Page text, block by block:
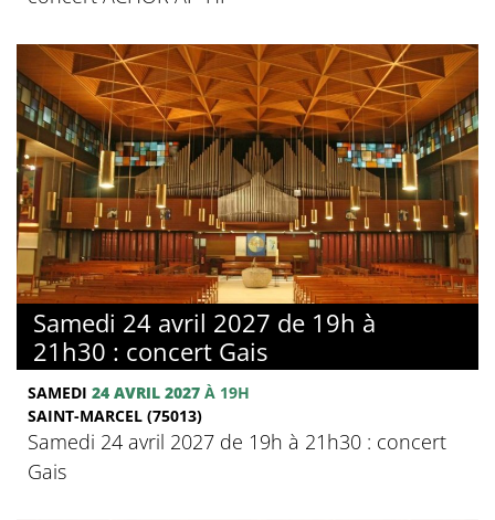
Samedi 24 avril 2027 de 19h à
21h30 : concert Gais
SAMEDI 24 AVRIL 2027 À 19H
SAINT-MARCEL (75013)
Samedi 24 avril 2027 de 19h à 21h30 : concert
Gais